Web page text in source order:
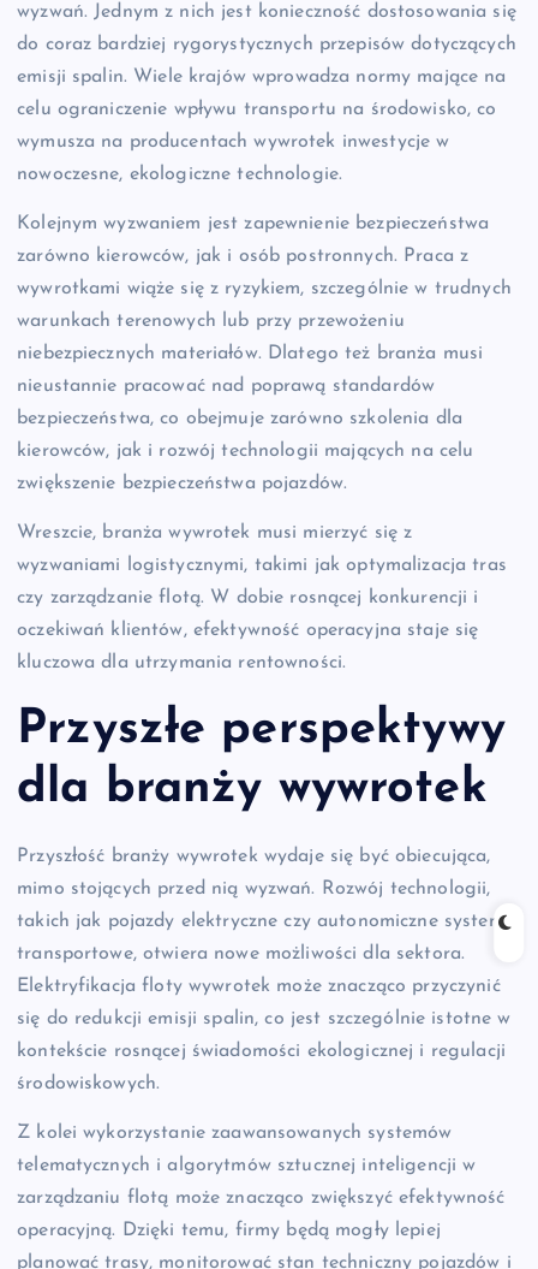
wyzwań. Jednym z nich jest konieczność dostosowania się
do coraz bardziej rygorystycznych przepisów dotyczących
emisji spalin. Wiele krajów wprowadza normy mające na
celu ograniczenie wpływu transportu na środowisko, co
wymusza na producentach wywrotek inwestycje w
nowoczesne, ekologiczne technologie.
Kolejnym wyzwaniem jest zapewnienie bezpieczeństwa
zarówno kierowców, jak i osób postronnych. Praca z
wywrotkami wiąże się z ryzykiem, szczególnie w trudnych
warunkach terenowych lub przy przewożeniu
niebezpiecznych materiałów. Dlatego też branża musi
nieustannie pracować nad poprawą standardów
bezpieczeństwa, co obejmuje zarówno szkolenia dla
kierowców, jak i rozwój technologii mających na celu
zwiększenie bezpieczeństwa pojazdów.
Wreszcie, branża wywrotek musi mierzyć się z
wyzwaniami logistycznymi, takimi jak optymalizacja tras
czy zarządzanie flotą. W dobie rosnącej konkurencji i
oczekiwań klientów, efektywność operacyjna staje się
kluczowa dla utrzymania rentowności.
Przyszłe perspektywy
dla branży wywrotek
Przyszłość branży wywrotek wydaje się być obiecująca,
mimo stojących przed nią wyzwań. Rozwój technologii,
takich jak pojazdy elektryczne czy autonomiczne systemy
transportowe, otwiera nowe możliwości dla sektora.
Elektryfikacja floty wywrotek może znacząco przyczynić
się do redukcji emisji spalin, co jest szczególnie istotne w
kontekście rosnącej świadomości ekologicznej i regulacji
środowiskowych.
Z kolei wykorzystanie zaawansowanych systemów
telematycznych i algorytmów sztucznej inteligencji w
zarządzaniu flotą może znacząco zwiększyć efektywność
operacyjną. Dzięki temu, firmy będą mogły lepiej
planować trasy, monitorować stan techniczny pojazdów i